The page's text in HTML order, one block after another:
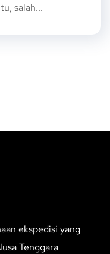
salah...
ekspedisi yang
Tenggara